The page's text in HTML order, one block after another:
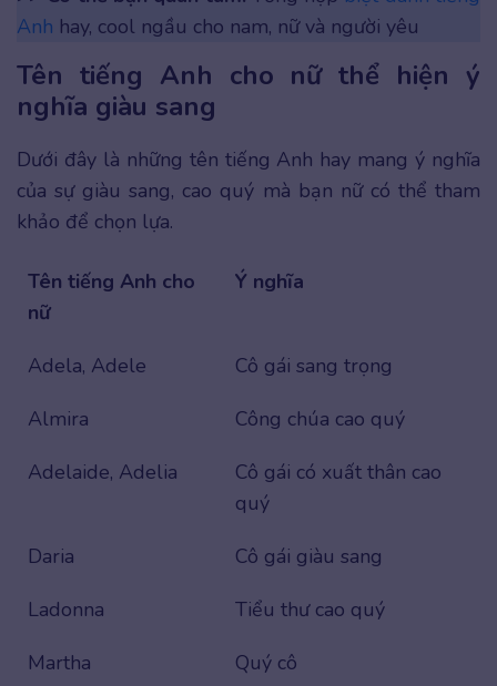
Anh hay, cool ngầu cho nam, nữ và người yêu
Tên tiếng Anh cho nữ thể hiện ý
nghĩa giàu sang
Dưới đây là những tên tiếng Anh hay mang ý nghĩa
của sự giàu sang, cao quý mà bạn nữ có thể tham
khảo để chọn lựa.
Tên tiếng Anh cho
nữ
Ý nghĩa
Adela, Adele
Cô gái sang trọng
Almira
Công chúa cao quý
Adelaide, Adelia
Cô gái có xuất thân cao
quý
Daria
Cô gái giàu sang
Ladonna
Tiểu thư cao quý
Martha
Quý cô